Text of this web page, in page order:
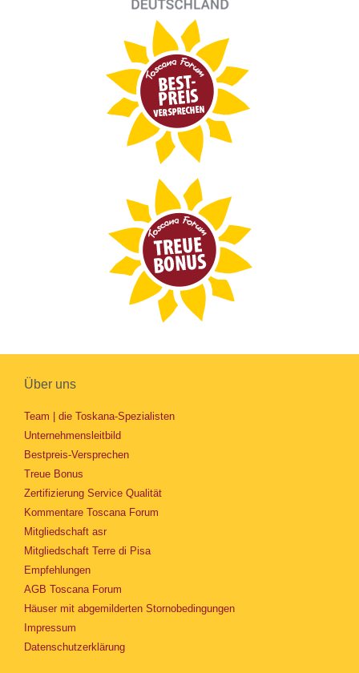
Über uns
Team | die Toskana-Spezialisten
Unternehmensleitbild
Bestpreis-Versprechen
Treue Bonus
Zertifizierung Service Qualität
Kommentare Toscana Forum
Mitgliedschaft asr
Mitgliedschaft Terre di Pisa
Empfehlungen
AGB Toscana Forum
Häuser mit abgemilderten Stornobedingungen
Impressum
Datenschutzerklärung